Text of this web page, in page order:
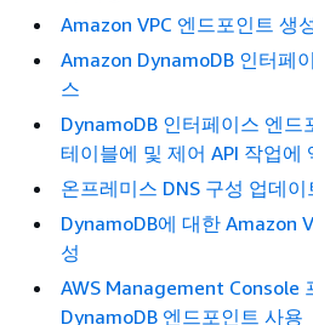
Amazon VPC 엔드포인트 생
Amazon DynamoDB 인터페
스
DynamoDB 인터페이스 엔드
테이블에 및 제어 API 작업에
온프레미스 DNS 구성 업데이
DynamoDB에 대한 Amazon
성
AWS Management Console
DynamoDB 엔드포인트 사용